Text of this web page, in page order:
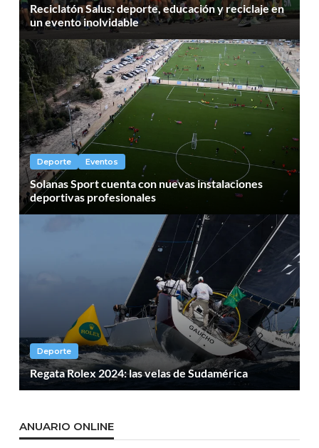
Reciclatón Salus: deporte, educación y reciclaje en
un evento inolvidable
Deporte Eventos
Solanas Sport cuenta con nuevas instalaciones
deportivas profesionales
Deporte
Regata Rolex 2024: las velas de Sudamérica
ANUARIO ONLINE